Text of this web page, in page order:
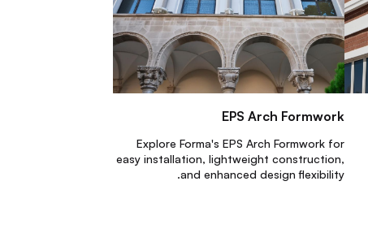
EPS Arch Formwork
Explore Forma's EPS Arch Formwork for
easy installation, lightweight construction,
and enhanced design flexibility.